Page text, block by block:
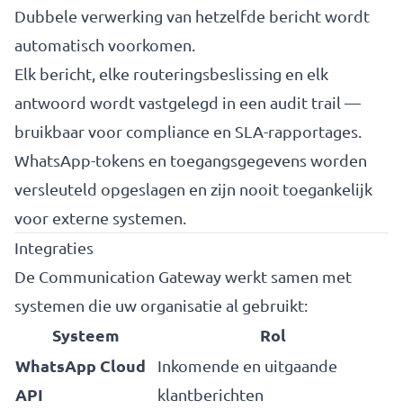
Dubbele verwerking van hetzelfde bericht wordt
automatisch voorkomen.
Elk bericht, elke routeringsbeslissing en elk
antwoord wordt vastgelegd in een audit trail —
bruikbaar voor compliance en SLA-rapportages.
WhatsApp-tokens en toegangsgegevens worden
versleuteld opgeslagen en zijn nooit toegankelijk
voor externe systemen.
Integraties
De Communication Gateway werkt samen met
systemen die uw organisatie al gebruikt:
Systeem
Rol
WhatsApp Cloud
API
Inkomende en uitgaande
klantberichten